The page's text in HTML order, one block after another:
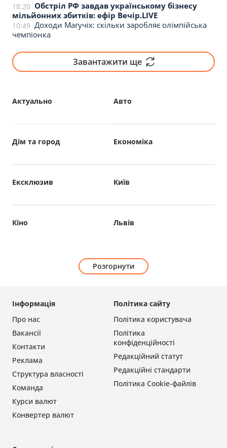
18:20 Обстріл РФ завдав українському бізнесу
мільйонних збитків: ефір Вечір.LIVE
10:49 Доходи Магучіх: скільки заробляє олімпійська
чемпіонка
Завантажити ще
Авто
Актуально
Дім та город Економіка
Ексклюзив Київ
Кіно Львів
Розгорнути
Політика сайту
Політика користувача
Політика
конфіденційності
Редакційний статут
Редакційні стандарти
Політика Cookie-файлів
Інформація
Про нас
Вакансії
Контакти
Реклама
Структура власності
Команда
Курси валют
Конвертер валют